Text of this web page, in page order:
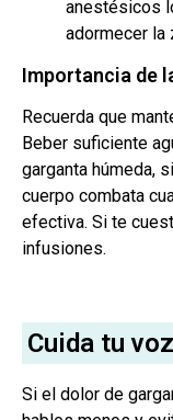
anestésicos
adormecer la
Importancia de
Recuerda que
Beber suficiente
garganta húmeda,
cuerpo combata
efectiva. Si te
infusiones.
Cuida tu voz
Si el dolor de